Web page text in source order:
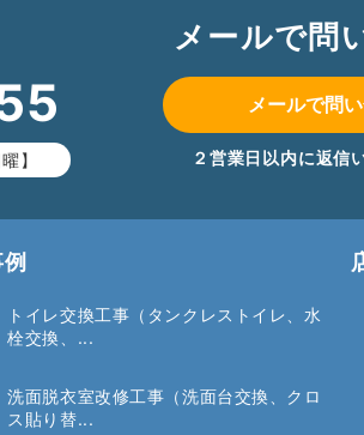
】
メールで問
メールで問
２営業日以内に返信
トイレ交換工事（タンクレストイレ、水
栓交換、...
洗面脱衣室改修工事（洗面台交換、クロ
ス貼り替...